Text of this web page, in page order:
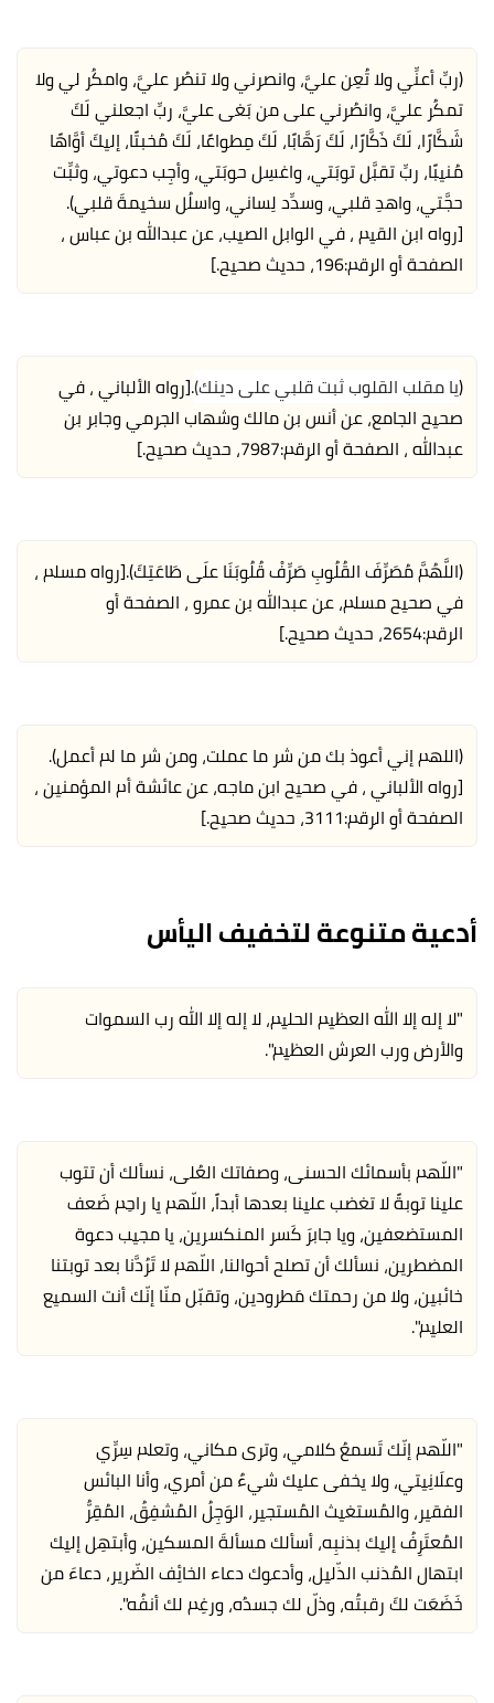
(ربِّ أعنِّي ولا تُعِن عليَّ، وانصرني ولا تنصُر عليَّ، وامكُر لي ولا
تمكُر عليَّ، وانصُرني على من بَغى عليَّ، ربِّ اجعلني لَكَ
شَكَّارًا، لَكَ ذَكَّارًا، لَكَ رَهَّابًا، لَكَ مِطواعًا، لَكَ مُخبتًا، إليكَ أوَّاهًا
مُنيبًا، ربِّ تقبَّل توبَتي، واغسِل حوبَتي، وأجِب دعوتي، وثبِّت
حجَّتي، واهدِ قلبي، وسدِّد لِساني، واسلُل سخيمةَ قلبي).
[رواه ابن القيم ، في الوابل الصيب، عن عبدالله بن عباس ،
الصفحة أو الرقم:196، حديث صحيح.]
(يا مقلب القلوب ثبت قلبي على دينك).[رواه الألباني ، في
صحيح الجامع، عن أنس بن مالك وشهاب الجرمي وجابر بن
عبدالله ، الصفحة أو الرقم:7987، حديث صحيح.]
(اللَّهُمَّ مُصَرِّفَ القُلُوبِ صَرِّفْ قُلُوبَنَا علَى طَاعَتِكَ).[رواه مسلم ،
في صحيح مسلم، عن عبدالله بن عمرو ، الصفحة أو
الرقم:2654، حديث صحيح.]
(اللهم إني أعوذ بك من شر ما عملت، ومن شر ما لم أعمل).
[رواه الألباني ، في صحيح ابن ماجه، عن عائشة أم المؤمنين ،
الصفحة أو الرقم:3111، حديث صحيح.]
أدعية متنوعة لتخفيف اليأس
"لا إله إلا الله العظيم الحليم، لا إله إلا الله رب السموات
والأرض ورب العرش العظيم".
"اللّهم بأسمائك الحسنى، وصفاتك العُلى، نسألك أن تتوب
علينا توبةً لا تغضب علينا بعدها أبداً، اللّهم يا راحِم ضَعف
المستضعفين، ويا جابرَ كَسر المنكسرين، يا مجيب دعوة
المضطرين، نسألك أن تصلح أحوالنا، اللّهم لا تَرُدَّنا بعد توبتنا
خائبين، ولا من رحمتك مَطرودين، وتقبّل منّا إنّك أنت السميع
العليم".
"اللّهم إنّك تَسمعُ كلامي، وترى مكاني، وتعلم سِرِّي
وعلَانِيتي، ولا يخفى عليك شيءٌ من أمري، وأنا البائس
الفقير، والمُستغيث المُستجير، الوَجِلُ المُشفِقُ، المُقِرُّ
المُعتَرِفُ إليك بذنبِه، أسألك مسألةَ المسكين، وأبتهِل إليك
ابتهال المُذنب الذّليل، وأدعوك دعاء الخائِف الضّرير، دعاءَ من
خَضَعَت لكَ رقبتُه، وذلّ لك جسدُه، ورغِم لك أنفُه".